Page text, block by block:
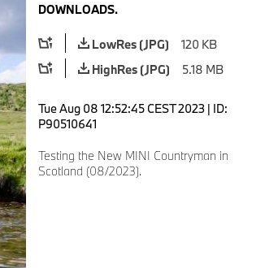
DOWNLOADS.
LowRes (JPG)
120 KB
HighRes (JPG)
5.18 MB
Tue Aug 08 12:52:45 CEST 2023 | ID:
P90510641
Testing the New MINI Countryman in
Scotland (08/2023).